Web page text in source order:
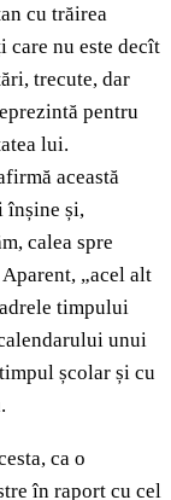
cu trăirea
care nu este decît
trecute, dar
pentru
lui.
această
înșine și,
calea spre
„acel alt
timpului
unui
școlar și cu
ca o
în raport cu cel